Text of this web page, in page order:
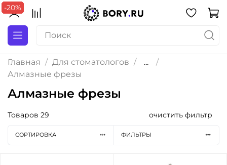
Главная Для стоматологов
...
Алмазные фрезы
Алмазные фрезы
Товаров 29 очистить фильтр
СОРТИРОВКА ФИЛЬТРЫ
-20%
-20%
-20%
-20%